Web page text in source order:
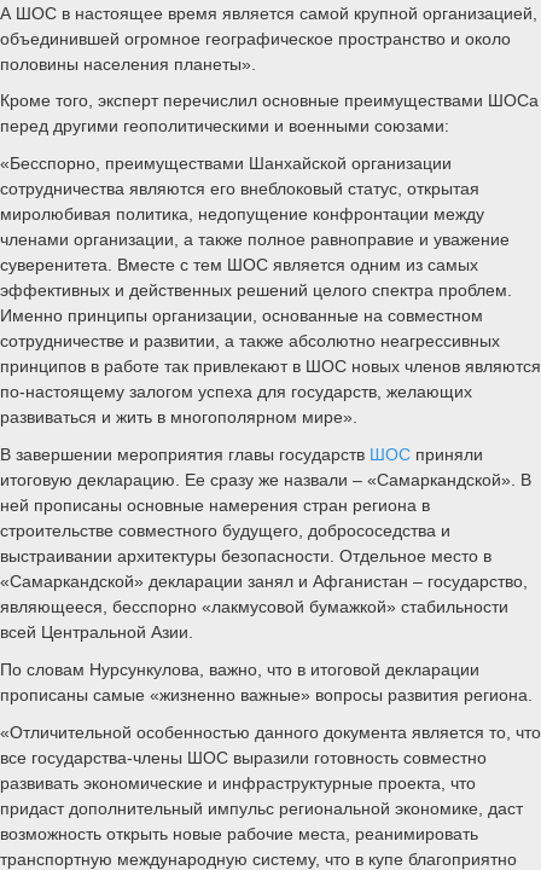
А ШОС в настоящее время является самой крупной организацией,
объединившей огромное географическое пространство и около
половины населения планеты».
Кроме того, эксперт перечислил основные преимуществами ШОСа
перед другими геополитическими и военными союзами:
«Бесспорно, преимуществами Шанхайской организации
сотрудничества являются его внеблоковый статус, открытая
миролюбивая политика, недопущение конфронтации между
членами организации, а также полное равноправие и уважение
суверенитета. Вместе с тем ШОС является одним из самых
эффективных и действенных решений целого спектра проблем.
Именно принципы организации, основанные на совместном
сотрудничестве и развитии, а также абсолютно неагрессивных
принципов в работе так привлекают в ШОС новых членов являются
по-настоящему залогом успеха для государств, желающих
развиваться и жить в многополярном мире».
В завершении мероприятия главы государств ШОС приняли
итоговую декларацию. Ее сразу же назвали – «Самаркандской». В
ней прописаны основные намерения стран региона в
строительстве совместного будущего, добрососедства и
выстраивании архитектуры безопасности. Отдельное место в
«Самаркандской» декларации занял и Афганистан – государство,
являющееся, бесспорно «лакмусовой бумажкой» стабильности
всей Центральной Азии.
По словам Нурсункулова, важно, что в итоговой декларации
прописаны самые «жизненно важные» вопросы развития региона.
«Отличительной особенностью данного документа является то, что
все государства-члены ШОС выразили готовность совместно
развивать экономические и инфраструктурные проекта, что
придаст дополнительный импульс региональной экономике, даст
возможность открыть новые рабочие места, реанимировать
транспортную международную систему, что в купе благоприятно